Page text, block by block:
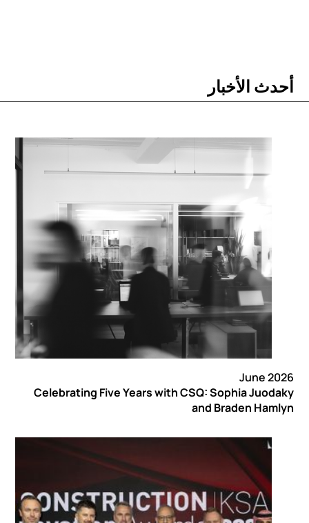
أحدث الأخبار
June 2026
Celebrating Five Years with CSQ: Sophia Juodaky
and Braden Hamlyn